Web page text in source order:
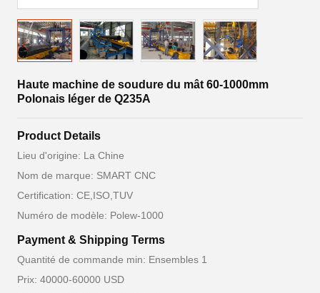
Haute machine de soudure du mât 60-1000mm
Polonais léger de Q235A
Product Details
Lieu d'origine: La Chine
Nom de marque: SMART CNC
Certification: CE,ISO,TUV
Numéro de modèle: Polew-1000
Payment & Shipping Terms
Quantité de commande min: Ensembles 1
Prix: 40000-60000 USD